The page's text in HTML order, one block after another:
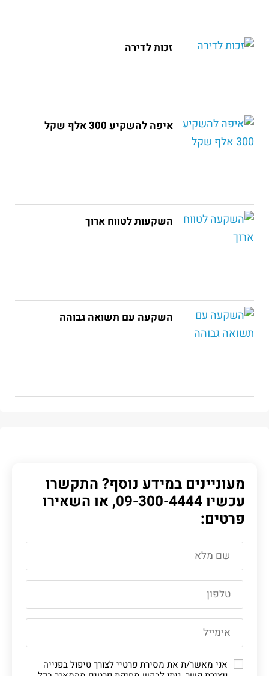
זכות לדירה
איפה להשקיע 300 אלף שקל
השקעות לטווח ארוך
השקעה עם תשואה גבוהה
מעוניינים במידע נוסף? התקשרו
עכשיו 09-300-4444, או השאירו
פרטים:
אני מאשר/ת את מסירת פרטיי לצורך טיפול בפנייה